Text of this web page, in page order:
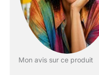
Mon avis sur ce produit